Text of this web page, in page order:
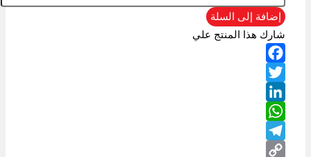
إضافة إلى السلة
شارك هذا المنتج علي
Facebook
Twitter
LinkedIn
WhatsApp
Telegram